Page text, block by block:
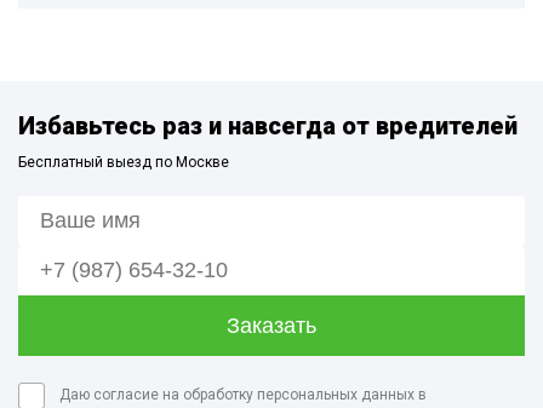
Избавьтесь раз и навсегда от вредителей
Бесплатный выезд по Москве
Даю согласие на обработку персональных данных в